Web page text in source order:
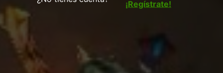
¡Regístrate!